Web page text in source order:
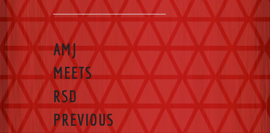
AMJ
MEETS
RSD
PREVIOUS